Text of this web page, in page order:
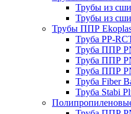
Трубы из
Трубы из
Трубы ППР
Труба PP-
Труба ППР
Труба ППР
Труба ППР
Труба Fiber
Труба Stabi